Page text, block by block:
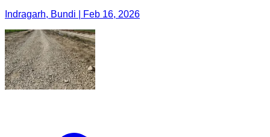
Indragarh, Bundi | Feb 16, 2026